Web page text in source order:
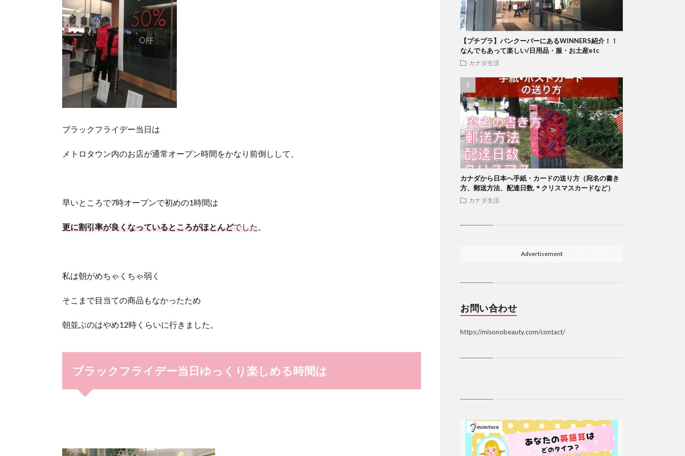
ブラックフライデー当日は
メトロタウン内のお店が通常オープン時間をかなり前倒しして、
早いところで7時オープンで初めの1時間は
更に割引率が良くなっているところがほとんどでした
私は朝がめちゃくちゃ弱く
そこまで目当ての商品もなかったため
朝並ぶのはやめ12時くらいに行きました。
ブラックフライデー当日ゆっくり楽しめる時間は
【プチプラ】バンクーバーにあるWINNERS紹介！！
なんでもあって楽しい/日用品・服・お土産etc
カナダ生活
カナダから日本へ手紙・カードの送り方（宛名の書き
方、郵送方法、配達日数,＊クリスマスカードなど）
カナダ生活
Advertisement
お問い合わせ
https://misonobeauty.com/contact/